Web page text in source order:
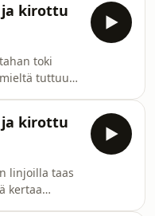
Dracon ja
James ja
viihdyt
We
ja kirottu
toki
tuttuun
kolmannen
Jaksossa
ja
meidän
ja kirottu
linjoilla taas
kertaa